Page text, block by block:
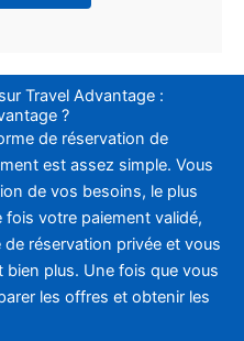
Travel Advantage :
?
de réservation de
est assez simple. Vous
de vos besoins, le plus
votre paiement validé,
réservation privée et vous
plus. Une fois que vous
les offres et obtenir les